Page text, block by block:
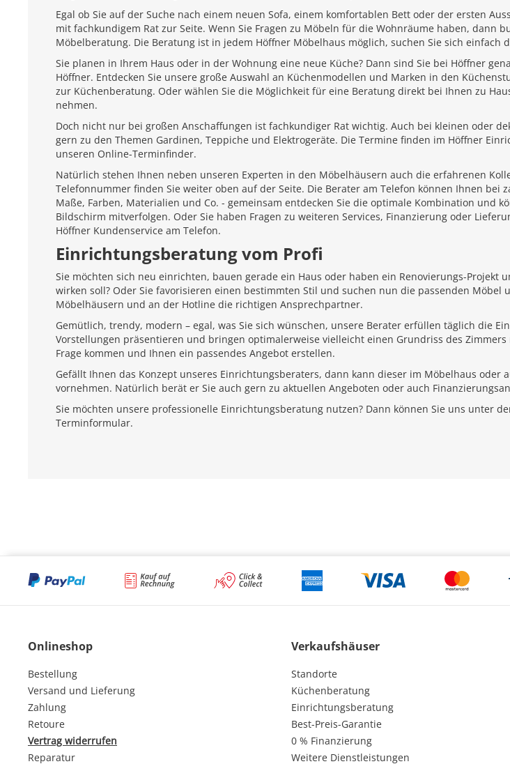
Egal ob Sie auf der Suche nach einem neuen Sofa, einem komfortablen Bett oder der ersten
mit fachkundigem Rat zur Seite. Wenn Sie Fragen zu Möbeln für die Wohnräume haben, dann
Möbelberatung. Die Beratung ist in jedem Höffner Möbelhaus möglich, suchen Sie sich
Sie planen in Ihrem Haus oder in der Wohnung eine neue Küche? Dann sind Sie bei Höffner
Höffner. Entdecken Sie unsere große Auswahl an Küchenmodellen und Marken in den
zur Küchenberatung. Oder wählen Sie die Möglichkeit für eine Beratung direkt bei Ihnen zu
nehmen.
Doch nicht nur bei großen Anschaffungen ist fachkundiger Rat wichtig. Auch bei kleinen oder
gern zu den Themen Gardinen, Teppiche und Elektrogeräte. Die Termine finden im Höffner
unseren Online-Terminfinder.
Natürlich stehen Ihnen neben unseren Experten in den Möbelhäusern auch die erfahrenen
Telefonnummer finden Sie weiter oben auf der Seite. Die Berater am Telefon können Ihnen
Maße, Farben, Materialien und Co. - gemeinsam entdecken Sie die optimale Kombination und
Bildschirm mitverfolgen. Oder Sie haben Fragen zu weiteren Services, Finanzierung oder
Höffner Kundenservice am Telefon.
Einrichtungsberatung vom Profi
Sie möchten sich neu einrichten, bauen gerade ein Haus oder haben ein Renovierungs-Projekt
wirken soll? Oder Sie favorisieren einen bestimmten Stil und suchen nun die passenden
Möbelhäusern und an der Hotline die richtigen Ansprechpartner.
Gemütlich, trendy, modern – egal, was Sie sich wünschen, unsere Berater erfüllen täglich die
Vorstellungen präsentieren und bringen optimalerweise vielleicht einen Grundriss des
Frage kommen und Ihnen ein passendes Angebot erstellen.
Gefällt Ihnen das Konzept unseres Einrichtungsberaters, dann kann dieser im Möbelhaus
vornehmen. Natürlich berät er Sie auch gern zu aktuellen Angeboten oder auch
Sie möchten unsere professionelle Einrichtungsberatung nutzen? Dann können Sie uns unter
Terminformular.
Onlineshop
Bestellung
Versand und Lieferung
Zahlung
Retoure
Vertrag widerrufen
Reparatur
Verkaufshäuser
Standorte
Küchenberatung
Einrichtungsberatung
Best-Preis-Garantie
0 % Finanzierung
Weitere Dienstleistungen